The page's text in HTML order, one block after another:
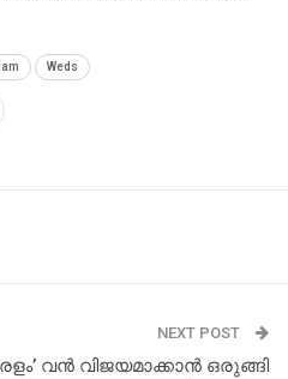
Weds
NEXT POST
വൻ വിജയമാക്കാൻ ഒരുങ്ങി